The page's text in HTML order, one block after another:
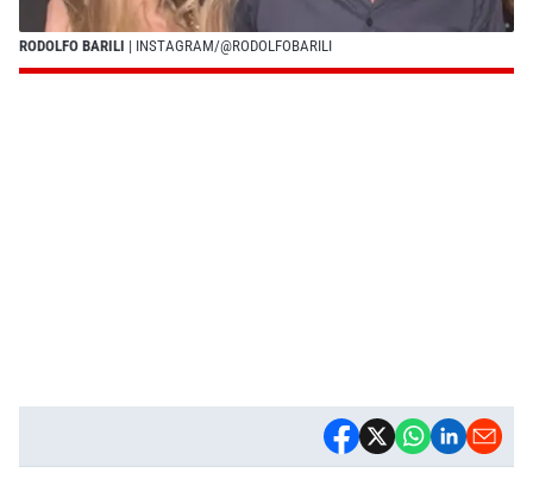
RODOLFO BARILI | INSTAGRAM/@RODOLFOBARILI